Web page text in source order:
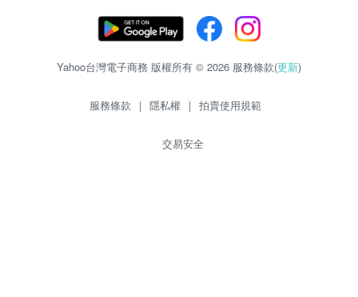
Yahoo台灣電子商務 版權所有 © 2026 服務條款(更新)
服務條款 | 隱私權 | 拍賣使用規範
交易安全